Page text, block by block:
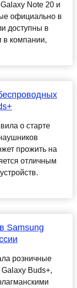
Note 20 и
официально в
доступны в
в компании,
о старте
прожить на
отличным
Samsung
розничные
Buds+,